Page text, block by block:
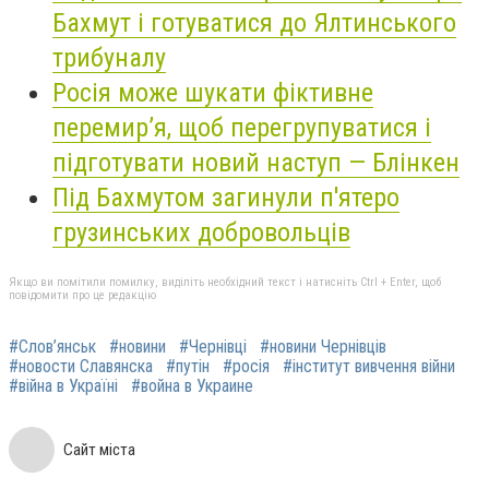
Бахмут і готуватися до Ялтинського
трибуналу
Росія може шукати фіктивне
перемир’я, щоб перегрупуватися і
підготувати новий наступ — Блінкен
Під Бахмутом загинули п'ятеро
грузинських добровольців
Якщо ви помітили помилку, виділіть необхідний текст і натисніть Ctrl + Enter, щоб
повідомити про це редакцію
#Слов’янськ #новини #Чернівці
#новини Чернівців
#новости Славянска
#путін #росія
#інститут вивчення війни
#війна в Україні
#война в Украине
Сайт міста